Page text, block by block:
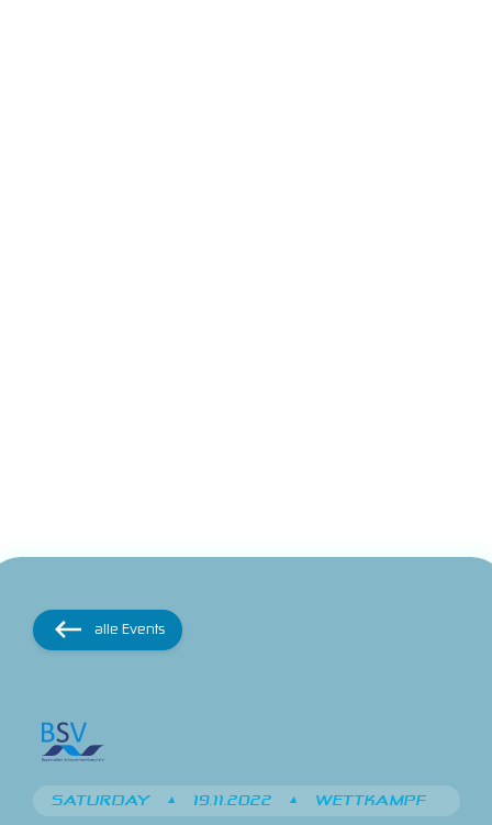
alle Events
SATURDAY • 19.11.2022 • WETTKAMPF